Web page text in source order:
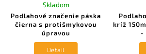
Podlahové značenie páska
čierna s protišmykovou
úpravou
Skladom
Detail
kríž
-